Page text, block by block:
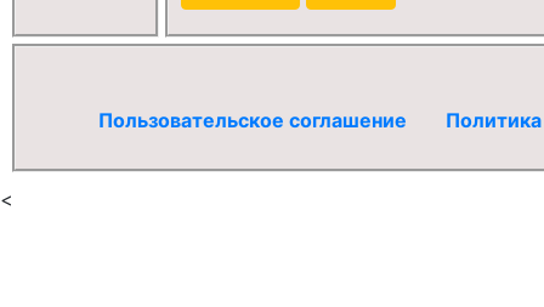
Пользовательское соглашение
<